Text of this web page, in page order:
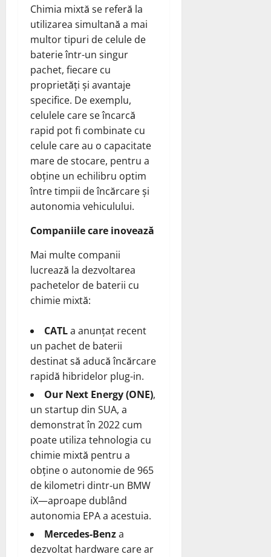
Chimia mixtă se referă la
utilizarea simultană a mai
multor tipuri de celule de
baterie într-un singur
pachet, fiecare cu
proprietăți și avantaje
specifice. De exemplu,
celulele care se încarcă
rapid pot fi combinate cu
celule care au o capacitate
mare de stocare, pentru a
obține un echilibru optim
între timpii de încărcare și
autonomia vehiculului.
Companiile care inovează
Mai multe companii
lucrează la dezvoltarea
pachetelor de baterii cu
chimie mixtă:
CATLa anunțat recent
un pachet de baterii
destinat să aducă încărcare
rapidă hibridelor plug-in.
Our Next Energy (ONE),
un startup din SUA, a
demonstrat în 2022 cum
poate utiliza tehnologia cu
chimie mixtă pentru a
obține o autonomie de 965
de kilometri dintr-un BMW
iX—aproape dublând
autonomia EPA a acestuia.
Mercedes-Benza
dezvoltat hardware care ar